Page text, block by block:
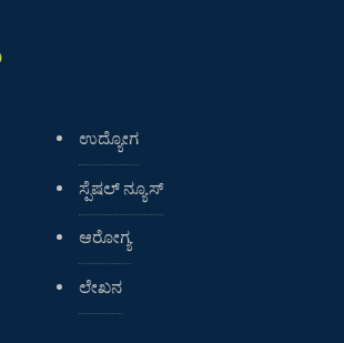
ಉದ್ಯೋಗ
ಸ್ಪೆಷಲ್ ನ್ಯೂಸ್
ಆರೋಗ್ಯ
ಲೇಖನ